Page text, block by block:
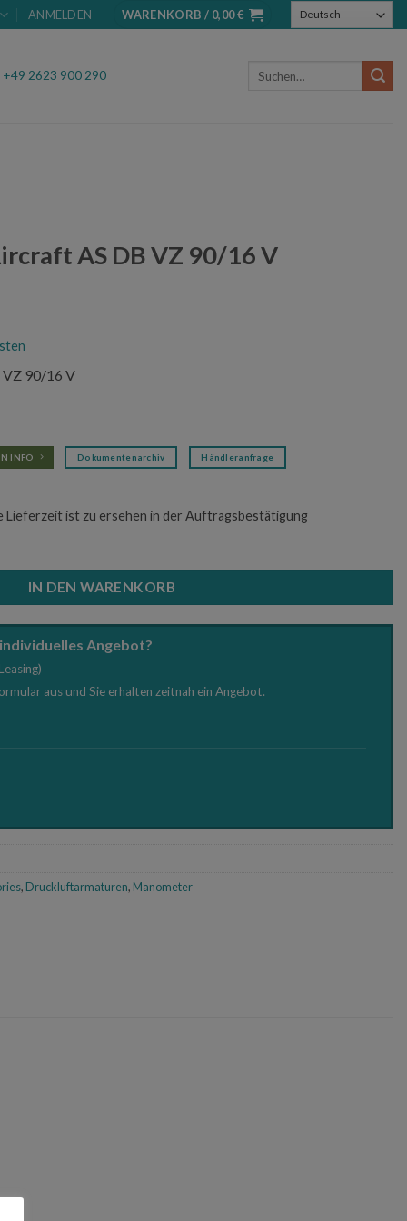
ANMELDEN WARENKORB / 0,00€
+49 2623 900 290
AS DB VZ 90/16 V
90/16 V
INFO Dokumentenarchiv Händleranfrage
Lieferzeit ist zu ersehen in der Auftragsbestätigung
IN DEN WARENKORB
Angebot?
aus und Sie erhalten zeitnah ein Angebot.
, Druckluftarmaturen, Manometer